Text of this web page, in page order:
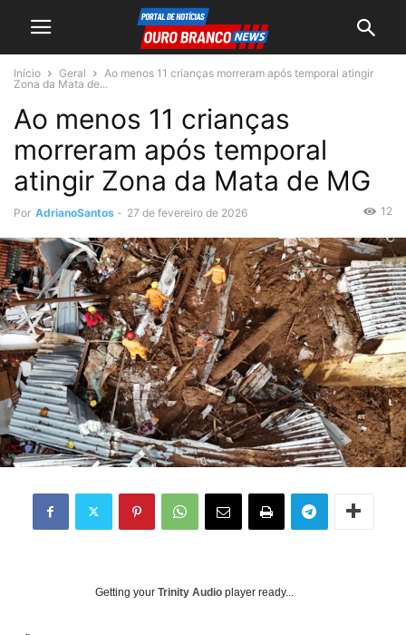
Início Geral
Ao menos 11 crianças morreram após temporal atingir
Zona da Mata de...
Ao menos 11 crianças
morreram após temporal
atingir Zona da Mata de MG
Por AdrianoSantos - 27 de fevereiro de 2026 12
Getting your Trinity Audio player ready...